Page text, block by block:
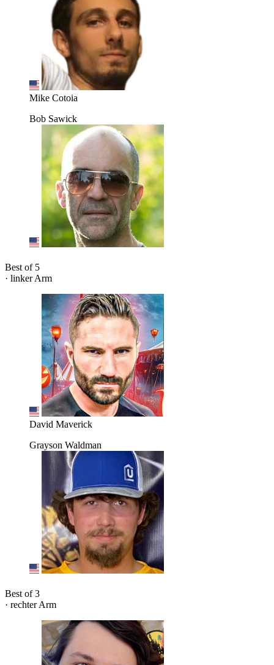
Mike Cotoia
Bob Sawick
Best of 5
· linker Arm
David Maverick
Grayson Waldman
Best of 3
· rechter Arm